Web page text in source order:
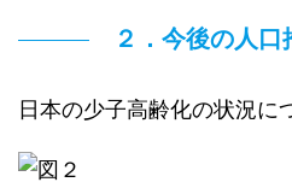
２．今後の人
日本の少子高齢化の状況に